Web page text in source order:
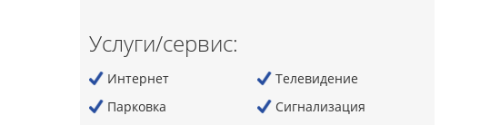
Услуги/сервис:
Интернет
Телевидение
Парковка
Сигнализация